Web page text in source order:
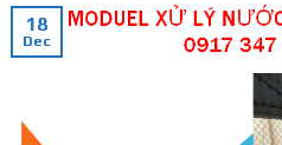
18
Dec